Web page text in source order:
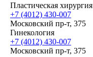
Пластическая хирургия
+7 (4012) 430-007
Московский пр-т, 375
Гинекология
+7 (4012) 430-007
Московский пр-т, 375